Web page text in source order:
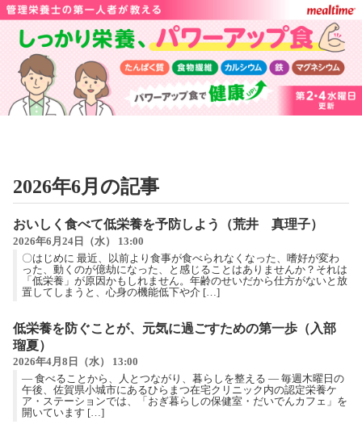
2026年6月の記事
おいしく食べて低栄養を予防しよう（荒井 真理子）
2026年6月24日（水） 13:00
〇はじめに 最近、以前より食事が食べられなくなった、嗜好が変わ
った、動くのが億劫になった、と感じることはありませんか？それは
「低栄養」が原因かもしれません。年齢のせいだから仕方がないと放
置してしまうと、心身の機能低下や介 […]
低栄養を防ぐことが、元気に過ごすための第一歩（入部
瑠夏）
2026年4月8日（水） 13:00
― 食べることから、人とつながり、暮らしを整える ― 毎週木曜日の
午後、佐賀県小城市にあるひらまつ在宅クリニック内の認定栄養ケ
ア・ステーションでは、「おぎ暮らしの保健室・だいでんカフェ」を
開いています […]